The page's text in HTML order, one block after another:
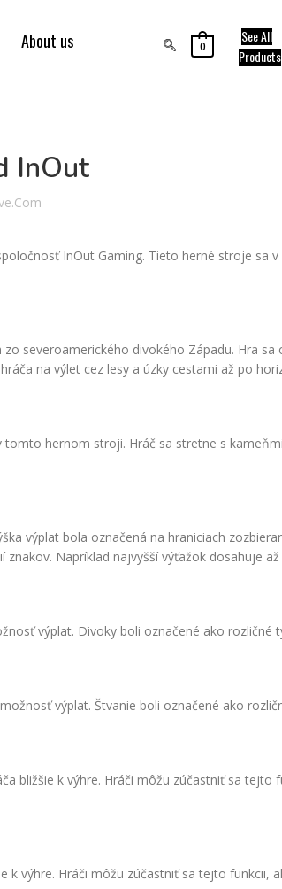
About us
0
See All
Products
InOut
InOut Gaming. Tieto herné stroje sa
severoamerického divokého Západu. Hra
na výlet cez lesy a úzky cestami až po
hernom stroji. Hráč sa stretne s
výplat bola označená na hraniciach
Napríklad najvyšší výťažok dosahuje
výplat. Divoky boli označené ako rozličné
výplat. Štvanie boli označené ako
bližšie k výhre. Hráči môžu zúčastniť sa tejto
výhre. Hráči môžu zúčastniť sa tejto funkcii,